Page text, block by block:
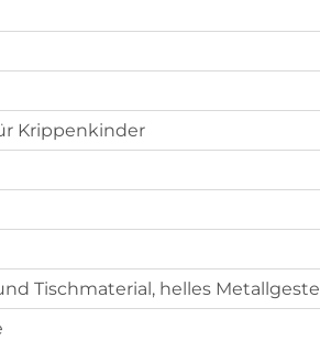
Krippenkinder
Tischmaterial, helles Metallgestell